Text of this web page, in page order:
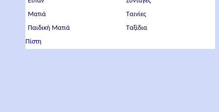
Ματιά
Παιδική Ματιά
Πίστη
Ταινίες
Ταξίδια